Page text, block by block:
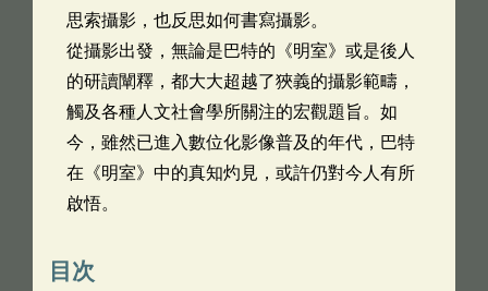
思索攝影，也反思如何書寫攝影。
從攝影出發，無論是巴特的《明室》或是後人
的研讀闡釋，都大大超越了狹義的攝影範疇，
觸及各種人文社會學所關注的宏觀題旨。如
今，雖然已進入數位化影像普及的年代，巴特
在《明室》中的真知灼見，或許仍對今人有所
啟悟。
目次